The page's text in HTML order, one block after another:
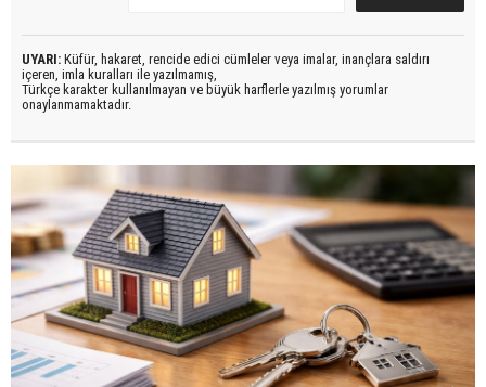
UYARI: Küfür, hakaret, rencide edici cümleler veya imalar, inançlara saldırı
içeren, imla kuralları ile yazılmamış,
Türkçe karakter kullanılmayan ve büyük harflerle yazılmış yorumlar
onaylanmamaktadır.